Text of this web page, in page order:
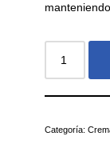
Categoría: